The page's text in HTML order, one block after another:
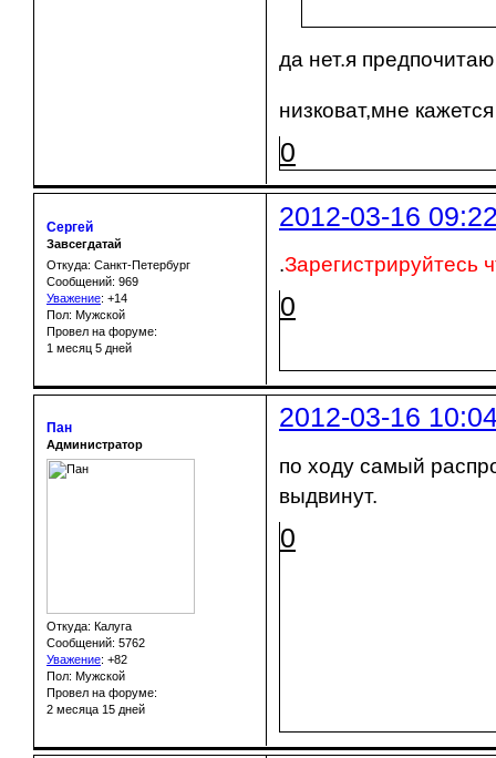
да нет.я
низковат,мне
0
2012-03-16
Сергей
Завсегдатай
Откуда: Санкт-Петербург
Сообщений: 969
Уважение: +14
Пол: Мужской
Провел на форуме:
1 месяц 5 дней
.Зарегистрируйтесь
0
2012-03-16
Пан
Администратор
Откуда: Калуга
Сообщений: 5762
Уважение: +82
Пол: Мужской
Провел на форуме:
2 месяца 15 дней
по ходу самый
выдвинут.
0